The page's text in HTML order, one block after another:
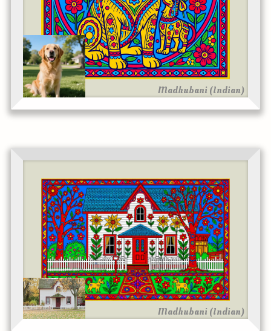
Madhubani (Indian)
Madhubani (Indian)